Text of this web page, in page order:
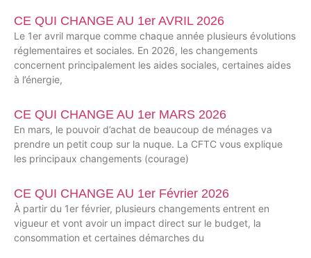
CE QUI CHANGE AU 1er AVRIL 2026
Le 1er avril marque comme chaque année plusieurs évolutions
réglementaires et sociales. En 2026, les changements
concernent principalement les aides sociales, certaines aides
à l’énergie,
CE QUI CHANGE AU 1er MARS 2026
En mars, le pouvoir d’achat de beaucoup de ménages va
prendre un petit coup sur la nuque. La CFTC vous explique
les principaux changements (courage)
CE QUI CHANGE AU 1er Février 2026
À partir du 1er février, plusieurs changements entrent en
vigueur et vont avoir un impact direct sur le budget, la
consommation et certaines démarches du